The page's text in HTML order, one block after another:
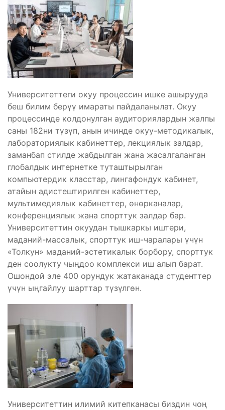
Университеттеги окуу процессин ишке ашырууда
беш билим берүү имараты пайдаланылат. Окуу
процессинде колдонулган аудиториялардын жалпы
саны 182ни түзүп, анын ичинде окуу-методикалык,
лабораториялык кабинеттер, лекциялык залдар,
заманбап стилде жабдылган жана жасалгаланган
глобалдык интернетке туташтырылган
компьютердик класстар, лингафондук кабинет,
атайын адистештирилген кабинеттер,
мультимедиялык кабинеттер, өнөрканалар,
конференциялык жана спорттук залдар бар.
Университеттин окуудан тышкаркы иштери,
маданий-массалык, спорттук иш-чаралары үчүн
«Толкун» маданий-эстетикалык борбору, спорттук
ден соолукту чыңдоо комплекси иш алып барат.
Ошондой эле 400 орундук жатаканада студенттер
үчүн ыңгайлуу шарттар түзүлгөн.
Университеттин илимий китепканасы биздин чоң